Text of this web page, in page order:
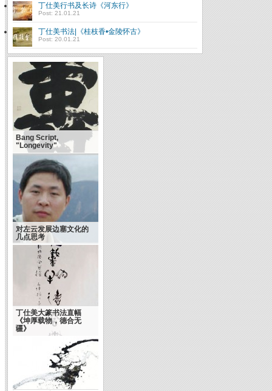
丁仕美行书及长诗《河东行》
Post: 21.01.21
丁仕美书法|《桂枝香•金陵怀古》
Post: 20.01.21
Bang Script,
"Longevity"
对左云发展边塞文化的
几点思考
丁仕美大篆书法直幅
《坤厚载物，德合无
疆》